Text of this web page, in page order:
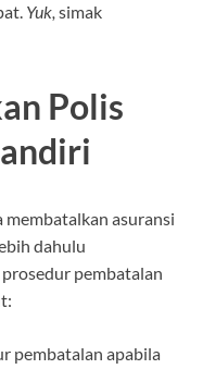
Yuk, simak
Polis
membatalkan asuransi
dahulu
pembatalan
pembatalan apabila